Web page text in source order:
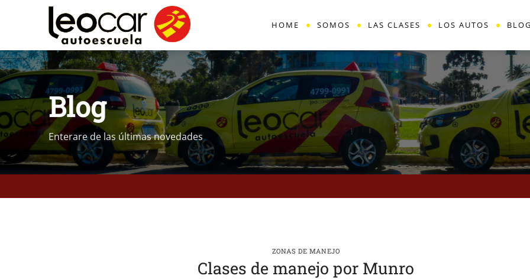
HOME SOMOS LAS CLASES LOS AUTOS
Blog
Enterare de las últimas novedades
ZONAS DE MANEJO
Clases de manejo por Munro